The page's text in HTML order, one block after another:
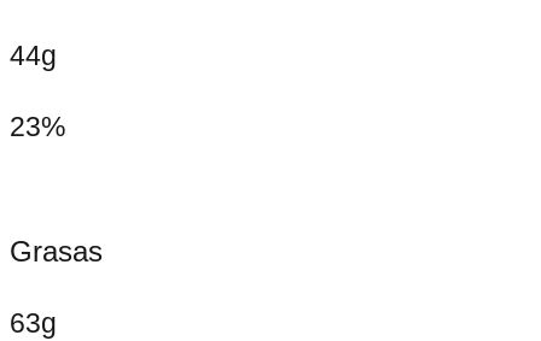
44g
23%
Grasas
63g